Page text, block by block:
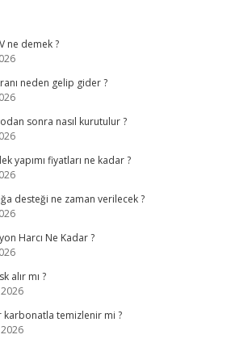
ne demek ?
neden gelip gider ?
sonra nasıl kurutulur ?
yapımı fiyatları ne kadar ?
desteği ne zaman verilecek ?
Harcı Ne Kadar ?
alır mı ?
karbonatla temizlenir mi ?